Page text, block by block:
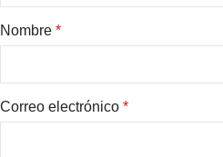
Nombre *
Correo electrónico *